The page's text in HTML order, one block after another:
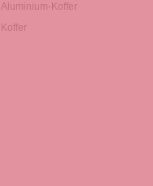
Aluminium-Koffer
Koffer